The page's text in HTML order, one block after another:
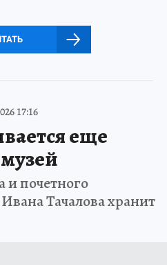
17:16
еще
и почетного
Тачалова хранит